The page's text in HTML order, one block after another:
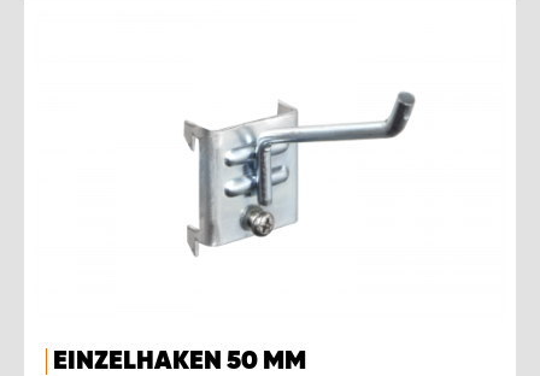
EINZELHAKEN 50 MM